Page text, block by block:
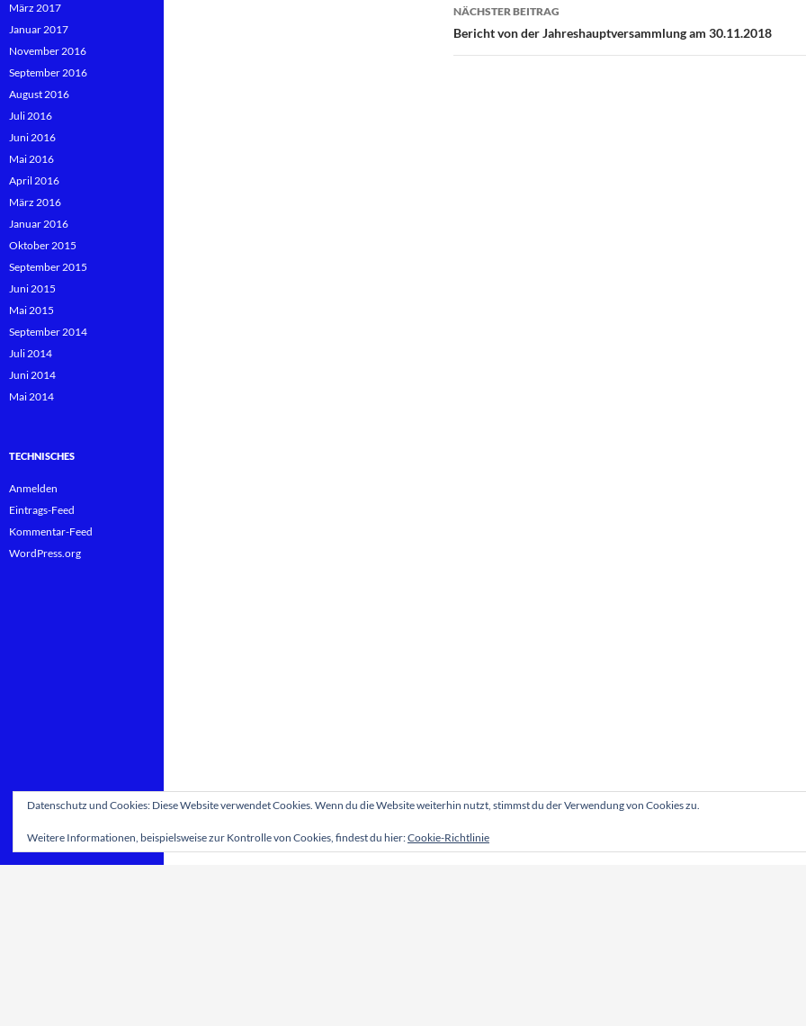
NÄCHSTER BEITRAG
Bericht von der Jahreshauptversammlung am 30.11.2018
März 2017
Januar 2017
November 2016
September 2016
August 2016
Juli 2016
Juni 2016
Mai 2016
April 2016
März 2016
Januar 2016
Oktober 2015
September 2015
Juni 2015
Mai 2015
September 2014
Juli 2014
Juni 2014
Mai 2014
TECHNISCHES
Anmelden
Eintrags-Feed
Kommentar-Feed
WordPress.org
Datenschutz und Cookies: Diese Website verwendet Cookies. Wenn du die Website weiterhin nutzt, stimmst du der Verwendung von Cookies zu.
Weitere Informationen, beispielsweise zur Kontrolle von Cookies, findest du hier:Cookie-Richtlinie